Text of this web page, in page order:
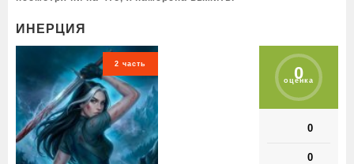
ИНЕРЦИЯ
2 часть 0
оценка
0
0